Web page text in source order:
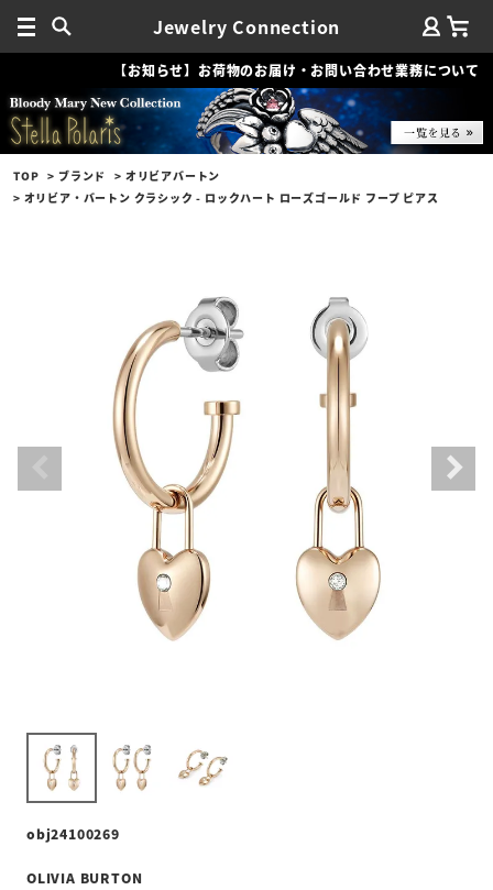
Jewelry Connection
【お知らせ】お荷物のお届け・お問い合わせ業務について
TOP ブランド
オリビアバートン
オリビア・バートン クラシック - ロックハート ローズゴールド フープ ピアス
obj24100269
OLIVIA BURTON